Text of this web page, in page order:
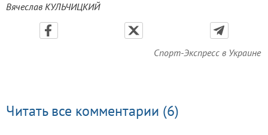
Вячеслав КУЛЬЧИЦКИЙ
Спорт-Экспресс в Украине
Читать все комментарии (6)